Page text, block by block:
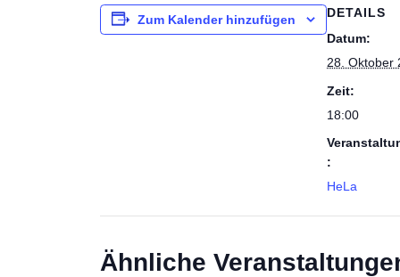
Zum Kalender hinzufügen
DETAILS
Datum:
28. Oktober
Zeit:
18:00
:
HeLa
Ähnliche